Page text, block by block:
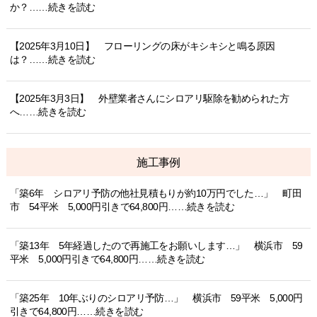
か？……続きを読む
【2025年3月10日】 フローリングの床がキシキシと鳴る原因
は？……続きを読む
【2025年3月3日】 外壁業者さんにシロアリ駆除を勧められた方
へ……続きを読む
施工事例
「築6年 シロアリ予防の他社見積もりが約10万円でした…」 町田
市 54平米 5,000円引きで64,800円……続きを読む
「築13年 5年経過したので再施工をお願いします…」 横浜市 59
平米 5,000円引きで64,800円……続きを読む
「築25年 10年ぶりのシロアリ予防…」 横浜市 59平米 5,000円
引きで64,800円……続きを読む